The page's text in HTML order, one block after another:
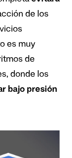
de los
es muy
de
donde los
bajo presión